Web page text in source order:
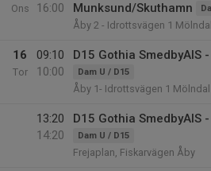
Ons
16:00
Munksund/Skuthamn
Åby 2 - Idrottsvägen 1 Mölndal
16
Tor
09:10
10:00
D15 Gothia SmedbyAIS
Dam U / D15
Åby 1- Idrottsvägen 1 Mölndal
13:20
14:20
D15 Gothia SmedbyAIS
Dam U / D15
Frejaplan, Fiskarvägen Åby